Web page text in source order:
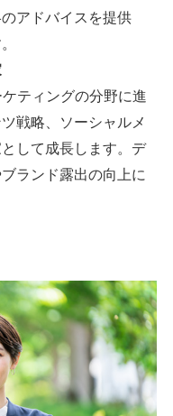
アドバイスを提供
ティングの分野に進
戦略、ソーシャルメ
して成長します。デ
ランド露出の向上に